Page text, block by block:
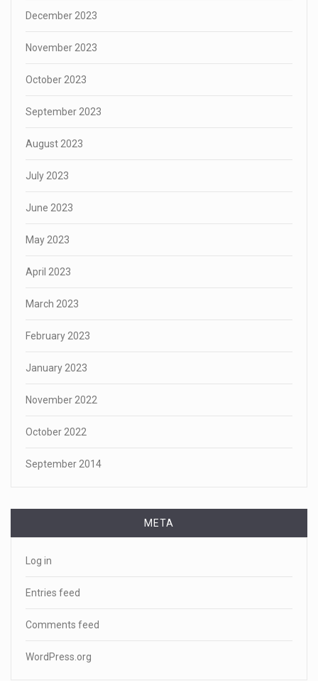
December 2023
November 2023
October 2023
September 2023
August 2023
July 2023
June 2023
May 2023
April 2023
March 2023
February 2023
January 2023
November 2022
October 2022
September 2014
META
Log in
Entries feed
Comments feed
WordPress.org